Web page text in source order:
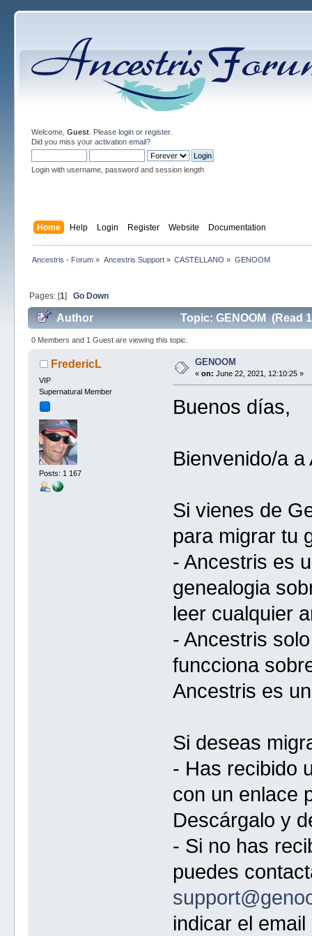
Welcome, Guest. Please loginor register.
Did you miss your activation email?
Login with username, password and session length
Home Help Login Register Website Documentation
Ancestris - Forum » Ancestris Support» CASTELLANO » GENOOM
Pages: [1] Go Down
Author Topic: GENOOM (Read
0 Members and 1 Guest are viewing this topic.
FredericL
VIP
Supernatural Member
Posts: 1 167
GENOOM
«on: June 22, 2021, 12:10:25 »
Buenos días,
Bienvenido/a a
Si vienes de
para migrar tu
- Ancestris es
genealogia
leer cualquier
- Ancestris
funcciona
Ancestris es
Si deseas
- Has recibido
con un enlace
Descárgalo y
- Si no has
puedes
indicar el